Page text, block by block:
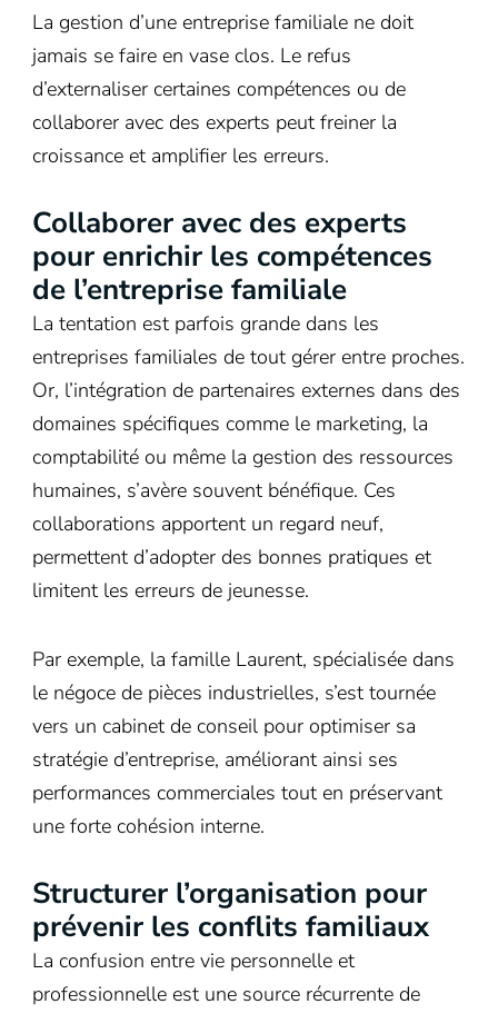
La gestion d’une entreprise familiale ne doit
jamais se faire en vase clos. Le refus
d’externaliser certaines compétences ou de
collaborer avec des experts peut freiner la
croissance et amplifier les erreurs.
Collaborer avec des experts
pour enrichir les compétences
de l’entreprise familiale
La tentation est parfois grande dans les
entreprises familiales de tout gérer entre proches.
Or, l’intégration de partenaires externes dans des
domaines spécifiques comme le marketing, la
comptabilité ou même la gestion des ressources
humaines, s’avère souvent bénéfique. Ces
collaborations apportent un regard neuf,
permettent d’adopter des bonnes pratiques et
limitent les erreurs de jeunesse.
Par exemple, la famille Laurent, spécialisée dans
le négoce de pièces industrielles, s’est tournée
vers un cabinet de conseil pour optimiser sa
stratégie d’entreprise, améliorant ainsi ses
performances commerciales tout en préservant
une forte cohésion interne.
Structurer l’organisation pour
prévenir les conflits familiaux
La confusion entre vie personnelle et
professionnelle est une source récurrente de